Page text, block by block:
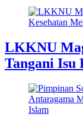
LKKNU
Tangani Isu